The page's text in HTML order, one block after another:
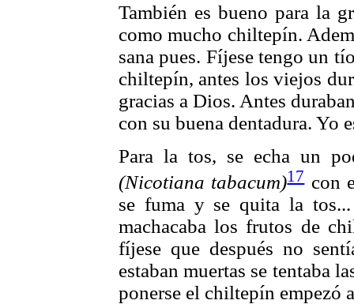
También es bueno para la
como mucho chiltepín.
sana pues. Fíjese tengo un
chiltepín, antes los viejos
gracias a Dios. Antes
con su buena dentadura. Yo
Para la tos, se echa un
(Nicotiana tabacum)17con
se fuma y se quita la
machacaba los frutos de
fíjese que después no
estaban muertas se tentaba
ponerse el chiltepín empezó